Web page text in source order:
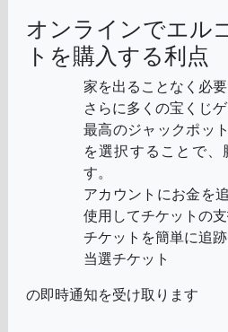
オンラインでエル
トを購入する利点
家を出ることなく必
さらに多くの宝くじ
最高のジャックポッ
を選択することで、
す。
アカウントにお金を
使用してチケットの
チケットを簡単に追
当選チケット
の即時通知を受け取ります